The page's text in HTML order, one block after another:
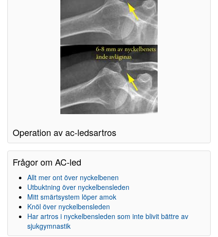
Operation av ac-ledsartros
Frågor om AC-led
Allt mer ont över nyckelbenen
Utbuktning över nyckelbensleden
Mitt smärtsystem löper amok
Knöl över nyckelbensleden
Har artros i nyckelbensleden som inte blivit bättre av
sjukgymnastik